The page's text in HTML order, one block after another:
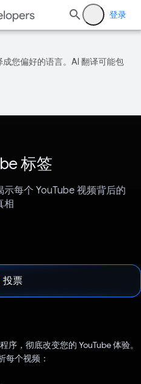
登录
您偏好的语言。AI 翻译可能包
标签
每个 YouTube 视频背后的
相
投票
，彻底改变您的 YouTube 体验。
每个视频：